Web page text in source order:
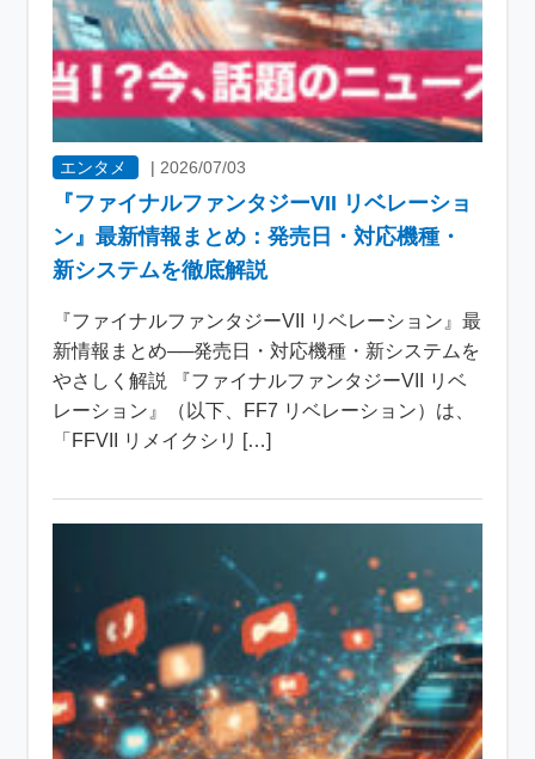
エンタメ | 2026/07/03
『ファイナルファンタジーVII リベレーショ
ン』最新情報まとめ：発売日・対応機種・
新システムを徹底解説
『ファイナルファンタジーVII リベレーション』最
新情報まとめ──発売日・対応機種・新システムを
やさしく解説 『ファイナルファンタジーVII リベ
レーション』（以下、FF7 リベレーション）は、
「FFVII リメイクシリ […]